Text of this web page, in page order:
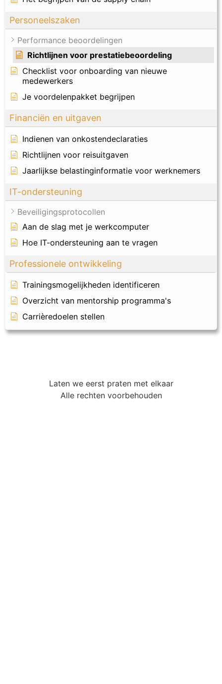
Personeelszaken
Performance beoordelingen
Richtlijnen voor prestatiebeoordeling
Checklist voor onboarding van nieuwe
medewerkers
Je voordelenpakket begrijpen
Financiën en uitgaven
Indienen van onkostendeclaraties
Richtlijnen voor reisuitgaven
Jaarlijkse belastinginformatie voor werknemers
IT-ondersteuning
Beveiligingsprotocollen
Aan de slag met je werkcomputer
Hoe IT-ondersteuning aan te vragen
Professionele ontwikkeling
Trainingsmogelijkheden identificeren
Overzicht van mentorship programma's
Carrièredoelen stellen
Laten we eerst praten met elkaar
Alle rechten voorbehouden